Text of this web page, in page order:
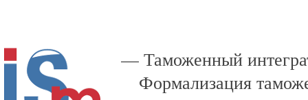
— Таможенный
Формализация